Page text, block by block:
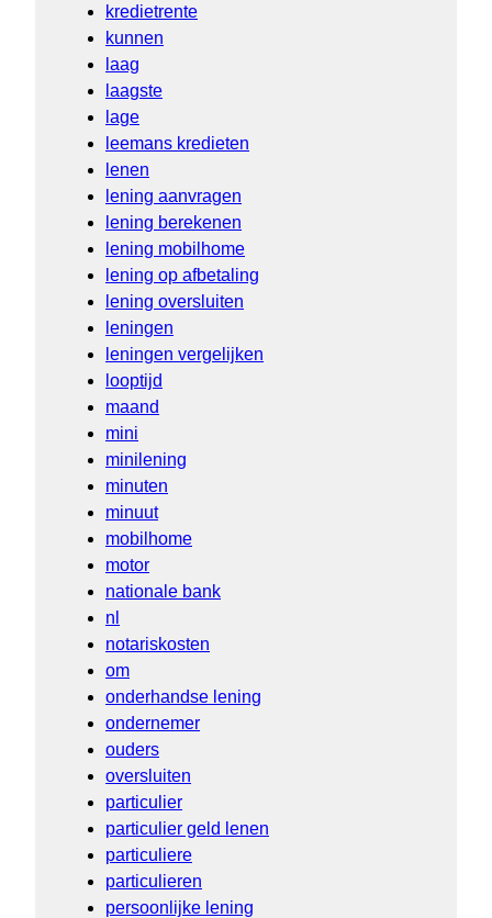
kredietrente
kunnen
laag
laagste
lage
leemans kredieten
lenen
lening aanvragen
lening berekenen
lening mobilhome
lening op afbetaling
lening oversluiten
leningen
leningen vergelijken
looptijd
maand
mini
minilening
minuten
minuut
mobilhome
motor
nationale bank
nl
notariskosten
om
onderhandse lening
ondernemer
ouders
oversluiten
particulier
particulier geld lenen
particuliere
particulieren
persoonlijke lening